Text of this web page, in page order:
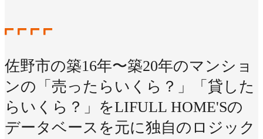
佐野市の築16年〜築20年のマンショ
ンの「売ったらいくら？」「貸した
らいくら？」をLIFULL HOME'Sの
データベースを元に独自のロジック